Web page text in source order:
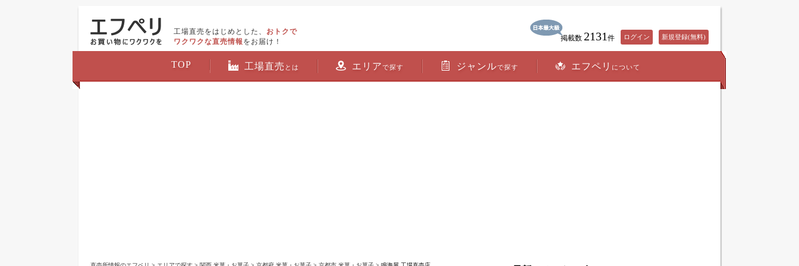
工場直売をはじめとした、 おトクで
ワクワクな直売情報 をお届け！ 掲載数 2131 件 ログイン 新規登録(無料)
TOP 工場直売 とは エリアで探す ジャンルで探す エフペリ について